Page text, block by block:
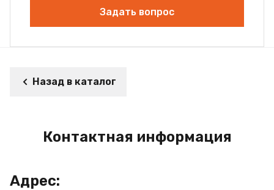
Задать вопрос
Назад в каталог
Контактная информация
Адрес: